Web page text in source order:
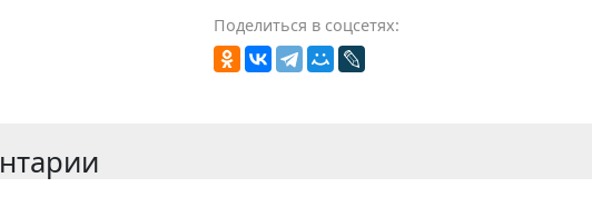
Поделиться в соцсетях: